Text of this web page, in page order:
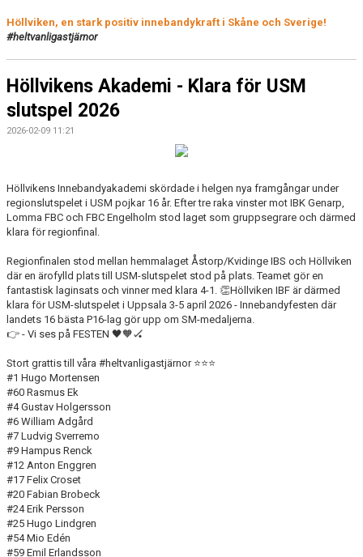
Höllviken, en stark positiv innebandykraft i Skåne och Sverige!
#heltvanligastjärnor
Höllvikens Akademi - Klara för USM
slutspel 2026
2026-02-09 11:21
Höllvikens Innebandyakademi skördade i helgen nya framgångar under
regionslutspelet i USM pojkar 16 år. Efter tre raka vinster mot IBK Genarp,
Lomma FBC och FBC Engelholm stod laget som gruppsegrare och därmed
klara för regionfinal.
Regionfinalen stod mellan hemmalaget Åstorp/Kvidinge IBS och Höllviken
där en ärofylld plats till USM-slutspelet stod på plats. Teamet gör en
fantastisk laginsats och vinner med klara 4-1. 👏Höllviken IBF är därmed
klara för USM-slutspelet i Uppsala 3-5 april 2026 - Innebandyfesten där
landets 16 bästa P16-lag gör upp om SM-medaljerna.
👉 - Vi ses på FESTEN 🖤🧡🏑
Stort grattis till våra #heltvanligastjärnor⭐⭐⭐
#1 Hugo Mortensen
#60 Rasmus Ek
#4 Gustav Holgersson
#6 William Adgård
#7 Ludvig Sverremo
#9 Hampus Renck
#12 Anton Enggren
#17 Felix Croset
#20 Fabian Brobeck
#24 Erik Persson
#25 Hugo Lindgren
#54 Mio Edén
#59 Emil Erlandsson